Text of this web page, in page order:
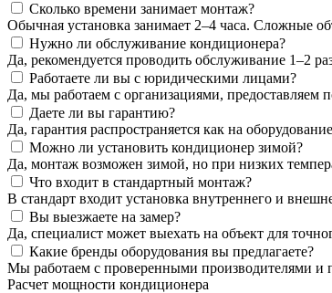
Сколько времени занимает монтаж?
Обычная установка занимает 2–4 часа. Сложные
Нужно ли обслуживание кондиционера?
Да, рекомендуется проводить обслуживание 1–2
Работаете ли вы с юридическими лицами?
Да, мы работаем с организациями, предоставляем
Даете ли вы гарантию?
Да, гарантия распространяется как на
Можно ли установить кондиционер зимой?
Да, монтаж возможен зимой, но при низких
Что входит в стандартный монтаж?
В стандарт входит установка внутреннего и
Вы выезжаете на замер?
Да, специалист может выехать на объект для
Какие бренды оборудования вы предлагаете?
Мы работаем с проверенными производителями и
Расчет мощности кондиционера